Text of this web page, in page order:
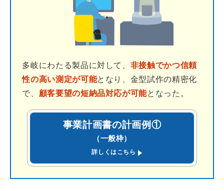
多岐にわたる製品に対して、 非接触でかつ信頼
性の高い測定が可能となり、金型試作の精密化
で、 顧客要望の短納品対応が可能となった。
事業計画書の計画例①
（一般枠）
詳しくはこちら